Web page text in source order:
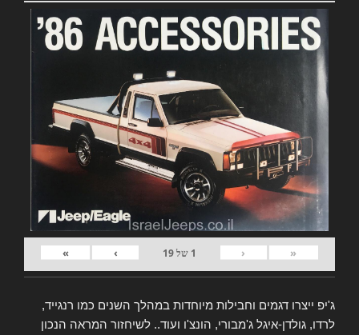
«
‹
1 של19
›
»
ג'יפ ייצרו דגמים וחבילות מיוחדות במהלך השנים כמו רנגייד,
לרדו, גולדן-איגל ג'מבורי, הונצ'ו ועוד.. לשיחזור המראה הנכון